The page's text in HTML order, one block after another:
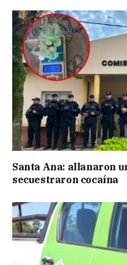
Santa Ana: allanaron
secuestraron cocaína